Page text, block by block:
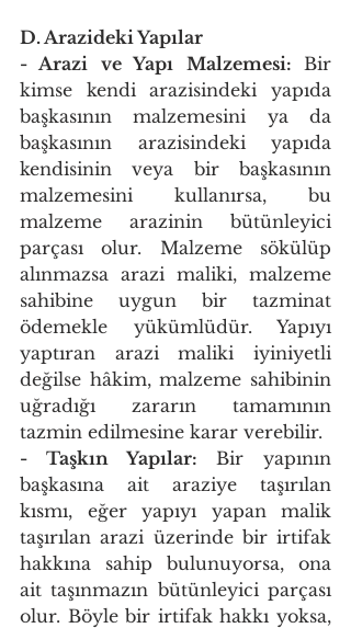
D. Arazideki Yapılar
- Arazi ve Yapı Malzemesi: Bir
kimse kendi arazisindeki yapıda
başkasının malzemesini ya da
başkasının arazisindeki yapıda
kendisinin veya bir başkasının
malzemesini kullanırsa, bu
malzeme arazinin bütünleyici
parçası olur. Malzeme sökülüp
alınmazsa arazi maliki, malzeme
sahibine uygun bir tazminat
ödemekle yükümlüdür. Yapıyı
yaptıran arazi maliki iyiniyetli
değilse hâkim, malzeme sahibinin
uğradığı zararın tamamının
tazmin edilmesine karar verebilir.
- Taşkın Yapılar: Bir yapının
başkasına ait araziye taşırılan
kısmı, eğer yapıyı yapan malik
taşırılan arazi üzerinde bir irtifak
hakkına sahip bulunuyorsa, ona
ait taşınmazın bütünleyici parçası
olur. Böyle bir irtifak hakkı yoksa,